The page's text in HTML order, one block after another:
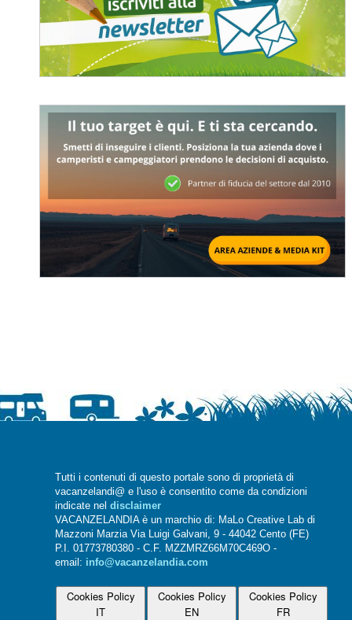
Tutti i contenuti di questo portale sono di proprietà di
vacanzelandi@ e l'uso è consentito come da condizioni
indicate nel disclaimer
VACANZELANDIA è un marchio di: MaLo Creative Lab di
Mazzoni Marzia Via Luigi Galvani, 9 - 44042 Cento (FE)
P.I. 01773780380 - C.F. MZZMRZ66M70C469O -
email: info@vacanzelandia.com
Cookies Policy
IT
Cookies Policy
EN
Cookies Policy
FR